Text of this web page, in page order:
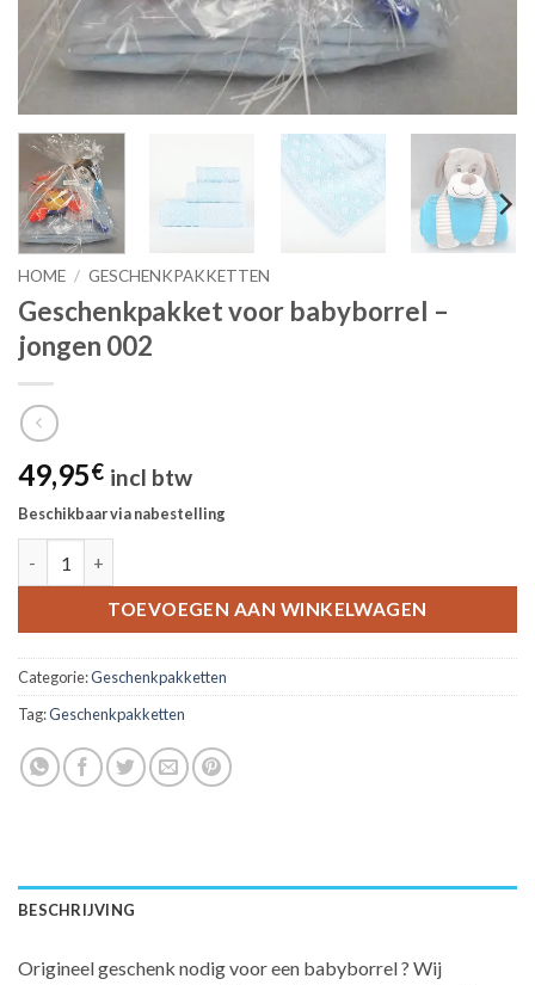
HOME / GESCHENKPAKKETTEN
Geschenkpakket voor babyborrel –
jongen 002
49,95€ incl btw
Beschikbaar via nabestelling
TOEVOEGEN AAN WINKELWAGEN
Categorie:Geschenkpakketten
Tag:Geschenkpakketten
BESCHRIJVING
Origineel geschenk nodig voor een babyborrel ? Wij